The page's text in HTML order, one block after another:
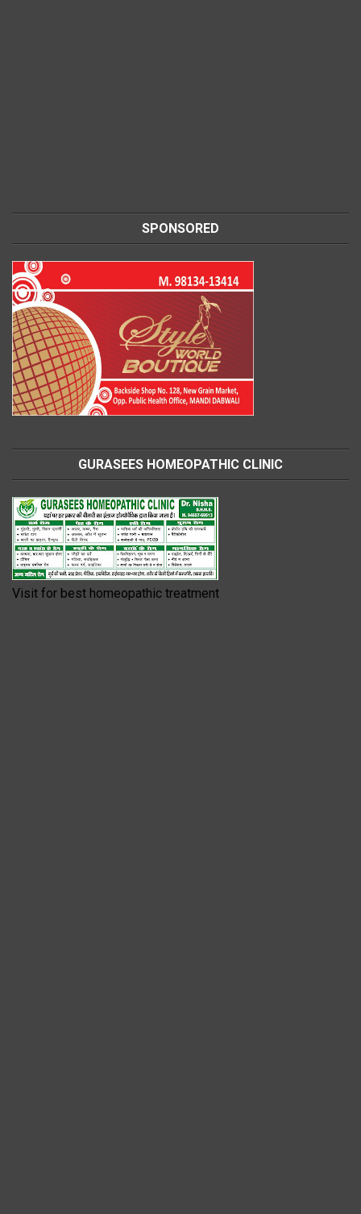
SPONSORED
GURASEES HOMEOPATHIC CLINIC
Visit for best homeopathic treatment